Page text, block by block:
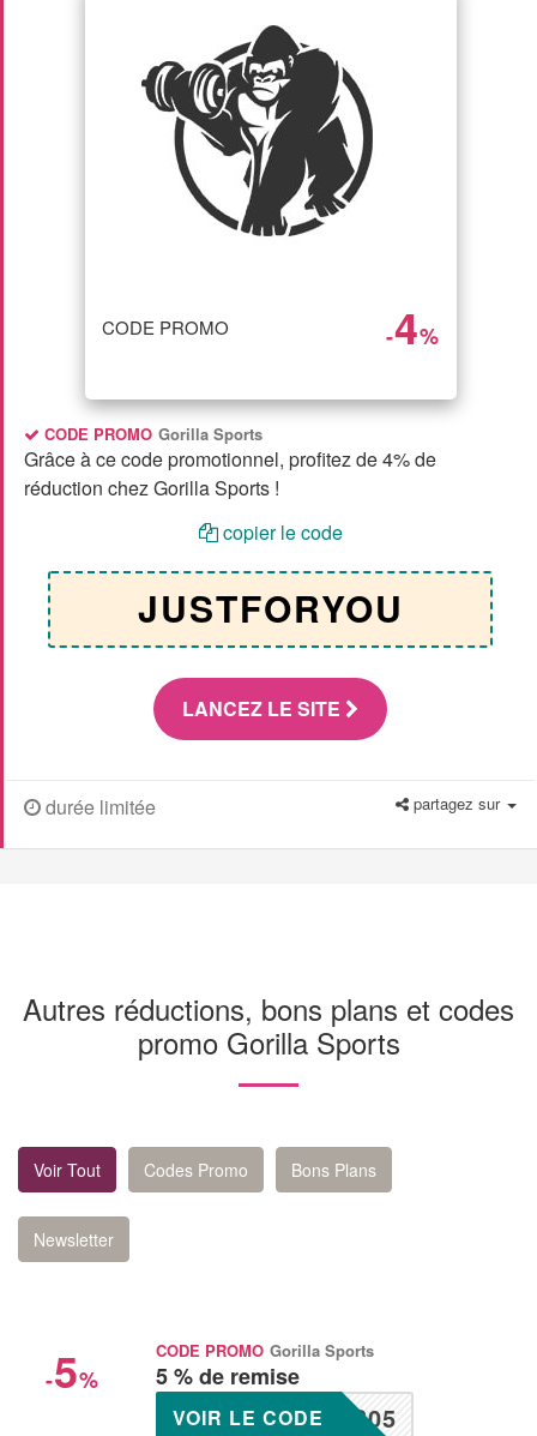
CODE PROMO -4%
CODE PROMO Gorilla Sports
Grâce à ce code promotionnel, profitez de 4% de
réduction chez Gorilla Sports !
copier le code
JUSTFORYOU
LANCEZ LE SITE
durée limitée partagez sur
Autres réductions, bons plans et codes
promo Gorilla Sports
Voir Tout Codes Promo Bons Plans
Newsletter
-5%
CODE PROMO Gorilla Sports
5 % de remise
S05
VOIR LE CODE